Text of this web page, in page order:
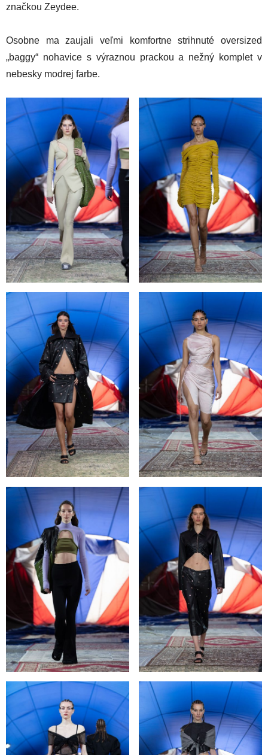
značkou Zeydee.
Osobne ma zaujali veľmi komfortne strihnuté oversized
„baggy“ nohavice s výraznou prackou a nežný komplet v
nebesky modrej farbe.